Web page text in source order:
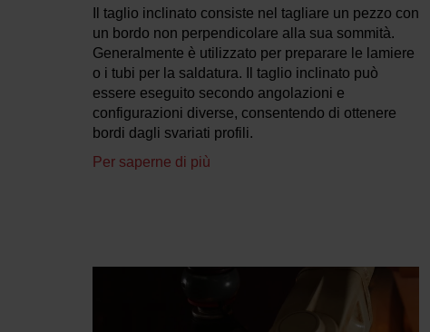
Il taglio inclinato consiste nel tagliare un pezzo con
un bordo non perpendicolare alla sua sommità.
Generalmente è utilizzato per preparare le lamiere
o i tubi per la saldatura. Il taglio inclinato può
essere eseguito secondo angolazioni e
configurazioni diverse, consentendo di ottenere
bordi dagli svariati profili.
Per saperne di più